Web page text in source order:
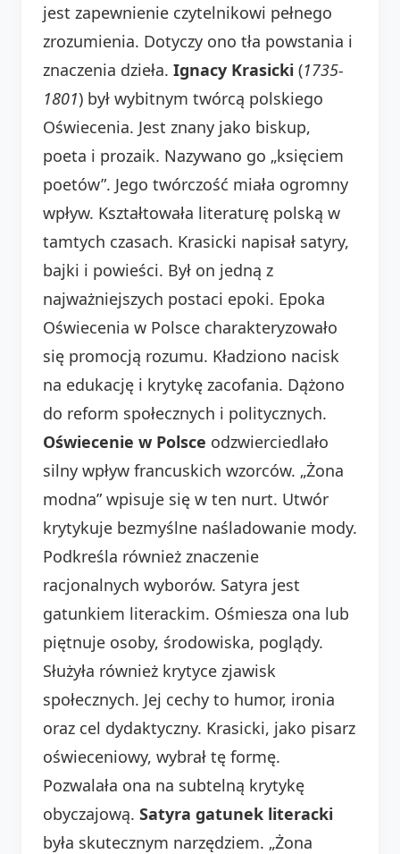
jest zapewnienie czytelnikowi pełnego
zrozumienia. Dotyczy ono tła powstania i
znaczenia dzieła. Ignacy Krasicki (1735-
1801) był wybitnym twórcą polskiego
Oświecenia. Jest znany jako biskup,
poeta i prozaik. Nazywano go „księciem
poetów”. Jego twórczość miała ogromny
wpływ. Kształtowała literaturę polską w
tamtych czasach. Krasicki napisał satyry,
bajki i powieści. Był on jedną z
najważniejszych postaci epoki. Epoka
Oświecenia w Polsce charakteryzowało
się promocją rozumu. Kładziono nacisk
na edukację i krytykę zacofania. Dążono
do reform społecznych i politycznych.
Oświecenie w Polsce odzwierciedlało
silny wpływ francuskich wzorców. „Żona
modna” wpisuje się w ten nurt. Utwór
krytykuje bezmyślne naśladowanie mody.
Podkreśla również znaczenie
racjonalnych wyborów. Satyra jest
gatunkiem literackim. Ośmiesza ona lub
piętnuje osoby, środowiska, poglądy.
Służyła również krytyce zjawisk
społecznych. Jej cechy to humor, ironia
oraz cel dydaktyczny. Krasicki, jako pisarz
oświeceniowy, wybrał tę formę.
Pozwalała ona na subtelną krytykę
obyczajową. Satyra gatunek literacki
była skutecznym narzędziem. „Żona